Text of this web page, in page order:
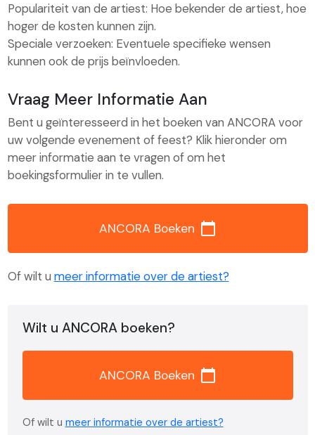
Populariteit van de artiest: Hoe bekender de artiest, hoe
hoger de kosten kunnen zijn.
Speciale verzoeken: Eventuele specifieke wensen
kunnen ook de prijs beïnvloeden.
Vraag Meer Informatie Aan
Bent u geïnteresseerd in het boeken van ANCORA voor
uw volgende evenement of feest? Klik hieronder om
meer informatie aan te vragen of om het
boekingsformulier in te vullen.
ANCORA Boeken calendar_today
Of wilt u meer informatie over de artiest?
Wilt u ANCORA boeken?
ANCORA Boeken calendar_today
Of wilt u meer informatie over de artiest?